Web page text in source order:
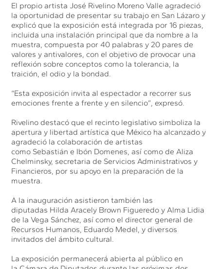
El propio artista José Rivelino Moreno Valle agradeció
la oportunidad de presentar su trabajo en San Lázaro y
explicó que la exposición está integrada por 16 piezas,
incluida una instalación principal que da nombre a la
muestra, compuesta por 40 palabras y 20 pares de
valores y antivalores, con el objetivo de provocar una
reflexión sobre conceptos como la tolerancia, la
traición, el odio y la bondad.
“Esta exposición invita al espectador a recorrer sus
emociones frente a frente y en silencio”, expresó.
Rivelino destacó que el recinto legislativo simboliza la
apertura y libertad artística que México ha alcanzado y
agradeció la colaboración de artistas
como Sebastián e Ibón Domenes, así como de Aliza
Chelminsky, secretaria de Servicios Administrativos y
Financieros, por su apoyo en la preparación de la
muestra.
A la inauguración asistieron también las
diputadas Hilda Aracely Brown Figueredo y Alma Lidia
de la Vega Sánchez, así como el director general de
Recursos Humanos, Eduardo Medel, y diversos
invitados del ámbito cultural.
La exposición permanecerá abierta al público en